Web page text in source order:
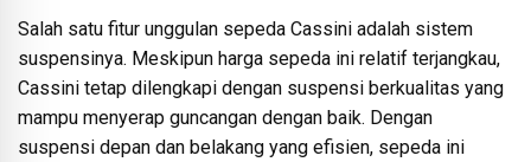
Salah satu fitur unggulan sepeda Cassini adalah sistem
suspensinya. Meskipun harga sepeda ini relatif terjangkau,
Cassini tetap dilengkapi dengan suspensi berkualitas yang
mampu menyerap guncangan dengan baik. Dengan
suspensi depan dan belakang yang efisien, sepeda ini